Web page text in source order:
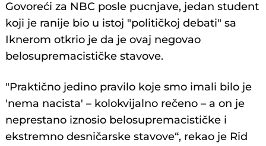
Govoreći za NBC posle pucnjave, jedan student
koji je ranije bio u istoj "političkoj debati" sa
Iknerom otkrio je da je ovaj negovao
belosupremacističke stavove.
"Praktično jedino pravilo koje smo imali bilo je
'nema nacista' – kolokvijalno rečeno – a on je
neprestano iznosio belosupremacističke i
ekstremno desničarske stavove“, rekao je Rid